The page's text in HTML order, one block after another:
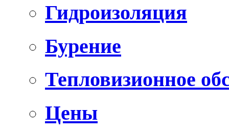
Гидроизоляция
Бурение
Тепловизионное
Цены